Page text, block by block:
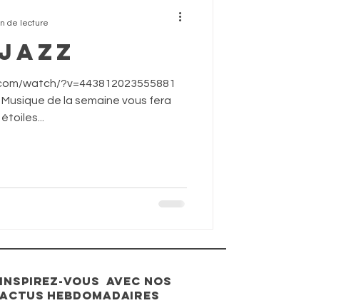
watch/?v=443812023555881
de la semaine vous fera
de lecture
INSPIREZ-VOUS avec nos
actus hebdomadaires